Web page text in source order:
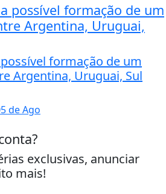
possível formação de um
Argentina, Uruguai,
formação de um
Argentina, Uruguai, Sul
de Ago
exclusivas, anunciar
mais!